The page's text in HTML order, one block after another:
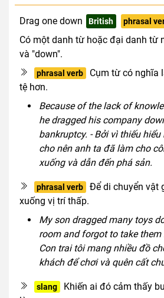
Drag one down British phrasal
Có một danh từ hoặc đại danh từ
và "down".
phrasal verb
Cụm từ có nghĩa
tệ hơn.
Because of the lack of
he dragged his company
bankruptcy. - Bởi vì thiếu
cho nên anh ta đã làm cho
xuống và dẫn đến phá sản.
phrasal verb
Để di chuyển vật
xuống vị trí thấp.
My son dragged many toys
room and forgot to take them
Con trai tôi mang nhiều đồ
khách để chơi và quên cất
slang
Khiến ai đó cảm thấy